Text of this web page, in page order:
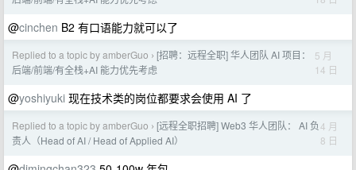
@cinchen B2 有口语能力就可以了
Replied to a topic by amberGuo › [招聘：远程全职] 华人团队 AI 项目：
后端/前端/有全栈+AI 能力优先考虑
5 月
14 日
@yoshiyuki 现在技术类的岗位都要求会使用 AI 了
Replied to a topic by amberGuo › [远程全职招聘] Web3 华人团队： AI 负
责人（Head of AI / Head of Applied AI）
4 月
8 日